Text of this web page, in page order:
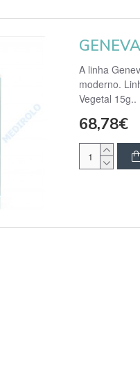
A linha
moderno.
Vegetal 15g..
68,78€